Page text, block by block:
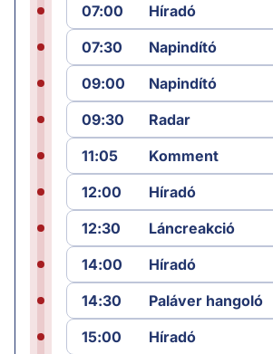
07:00
Híradó
07:30
Napindító
09:00
Napindító
09:30
Radar
11:05
Komment
12:00
Híradó
12:30
Láncreakció
14:00
Híradó
14:30
Paláver hangoló
15:00
Híradó